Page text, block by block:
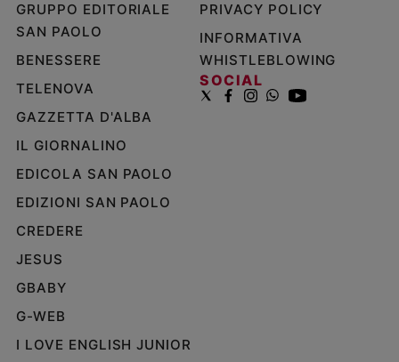
GRUPPO EDITORIALE
SAN PAOLO
BENESSERE
TELENOVA
GAZZETTA D'ALBA
IL GIORNALINO
EDICOLA SAN PAOLO
EDIZIONI SAN PAOLO
CREDERE
JESUS
GBABY
G-WEB
I LOVE ENGLISH JUNIOR
PRIVACY POLICY
INFORMATIVA
WHISTLEBLOWING
SOCIAL